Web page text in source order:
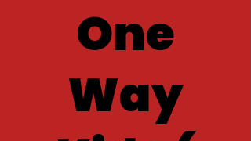
One
Way